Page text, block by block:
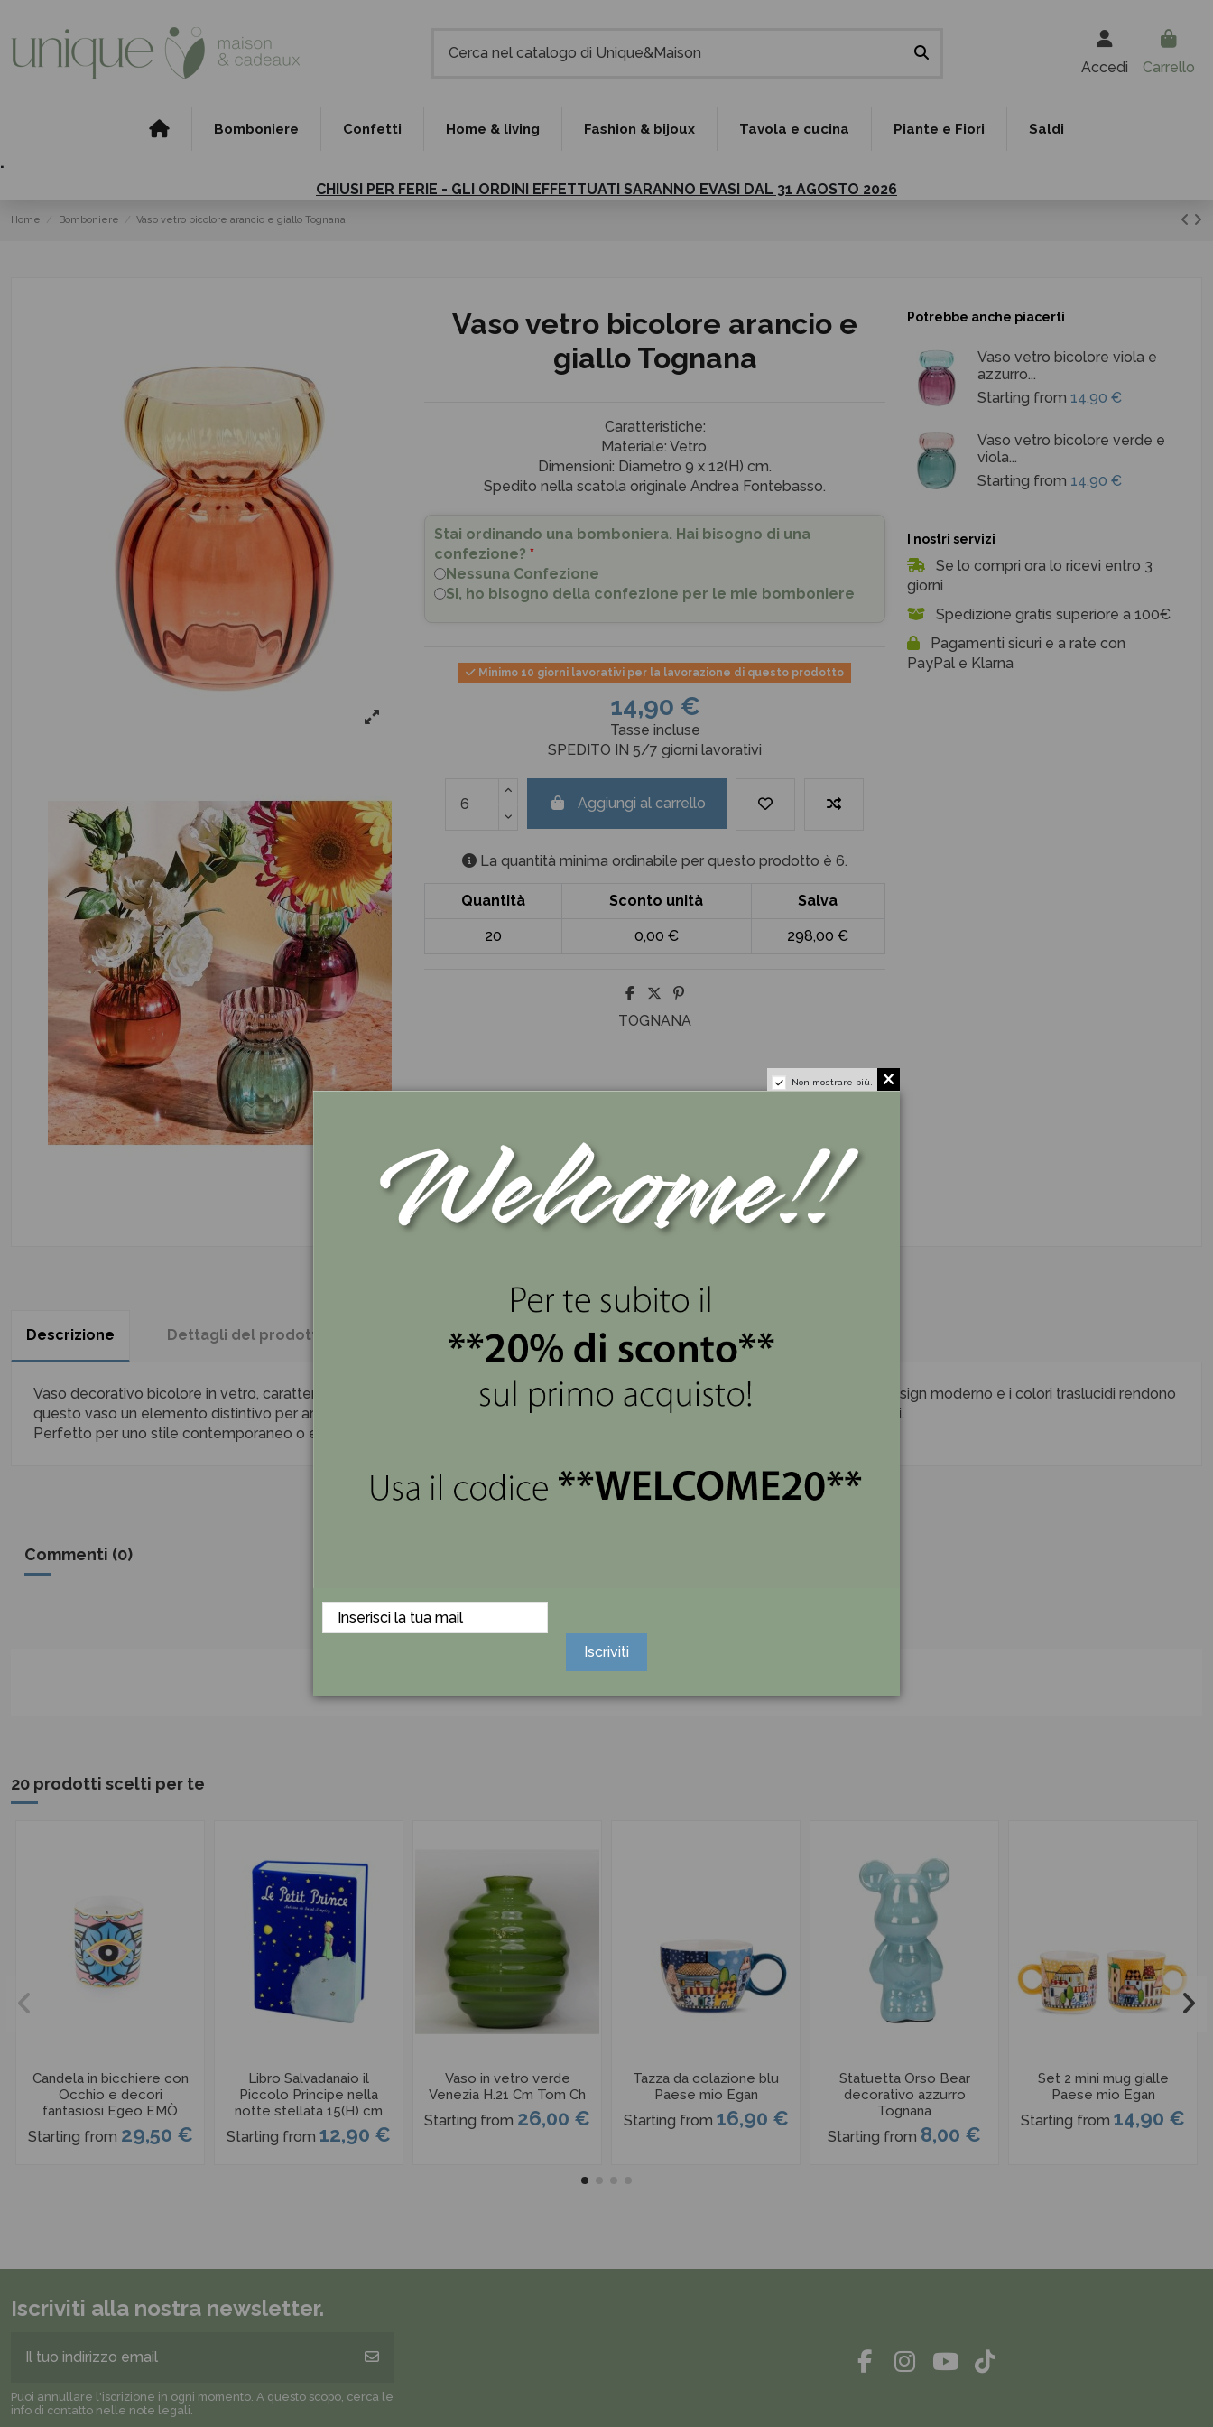
Accedi Carrello
Bomboniere Confetti Home & living Fashion & bijoux Tavola e cucina Piante e Fiori Saldi
.
CHIUSI PER FERIE - GLI ORDINI EFFETTUATI SARANNO EVASI DAL 31 AGOSTO 2026
Home Bomboniere Vaso vetro bicolore arancio e giallo Tognana
Vaso vetro bicolore arancio e
giallo Tognana
Caratteristiche:
Materiale: Vetro.
Dimensioni: Diametro 9 x 12(H) cm.
Spedito nella scatola originale Andrea Fontebasso.
Stai ordinando una bomboniera. Hai bisogno di una
confezione? *
Nessuna Confezione
Si, ho bisogno della confezione per le mie bomboniere
Minimo 10 giorni lavorativi per la lavorazione di questo prodotto
14,90 €
Tasse incluse
SPEDITO IN 5/7 giorni lavorativi
Aggiungi al carrello
La quantità minima ordinabile per questo prodotto è 6.
Quantità Sconto unità Salva
20 0,00 € 298,00 €
TOGNANA
Potrebbe anche piacerti
Vaso vetro bicolore viola e
azzurro...
Starting from14,90 €
Vaso vetro bicolore verde e
viola...
Starting from14,90 €
I nostri servizi
Se lo compri ora lo ricevi entro 3
giorni
Spedizione gratis superiore a 100€
Pagamenti sicuri e a rate con
PayPal e Klarna
Descrizione Dettagli del prodotto (0)
Vaso decorativo bicolore in vetro, caratterizzato da una base arancio e un’ampia apertura in vetro giallo con finitura ondulata. Il design moderno e i colori traslucidi rendono
questo vaso un elemento distintivo per arricchire qualsiasi ambiente della casa, ideale sia come centrotavola che come portafiori.
Perfetto per uno stile contemporaneo o eclettico.
Commenti (0)
20 prodotti scelti per te
Candela in bicchiere con
Occhio e decori
fantasiosi Egeo EMÒ
Starting from 29,50 €
Libro Salvadanaio il
Piccolo Principe nella
notte stellata 15(H) cm
Starting from 12,90 €
Vaso in vetro verde
Venezia H.21 Cm Tom Ch
Starting from 26,00 €
Tazza da colazione blu
Paese mio Egan
Starting from 16,90 €
Statuetta Orso Bear
decorativo azzurro
Tognana
Starting from 8,00 €
Set 2 mini mug gialle
Paese mio Egan
Starting from 14,90 €
Iscriviti alla nostra newsletter.
Puoi annullare l'iscrizione in ogni momento. A questo scopo, cerca le
info di contatto nelle note legali.
Non mostrare più.
Iscriviti